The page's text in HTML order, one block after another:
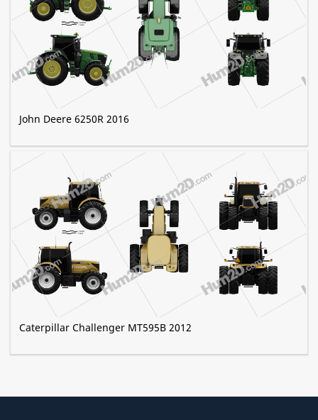
John Deere 6250R 2016
Caterpillar Challenger MT595B 2012